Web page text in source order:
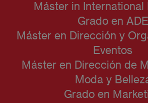
Máster in International
Grado en ADE
Máster en Dirección y
Eventos
Máster en Dirección de
Moda y
Grado en